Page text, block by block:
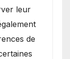
leur
de